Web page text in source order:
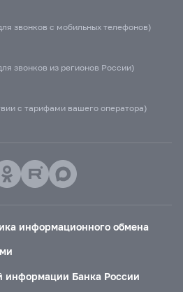
звонков с мобильных телефонов)
звонков из регионов России)
с тарифами вашего оператора)
информационного обмена
информации Банка России